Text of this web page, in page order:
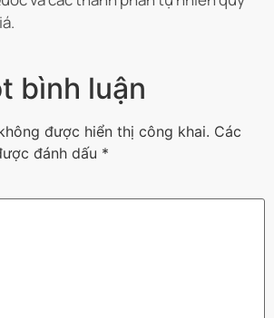
bình luận
được hiển thị công khai. Các
đánh dấu *